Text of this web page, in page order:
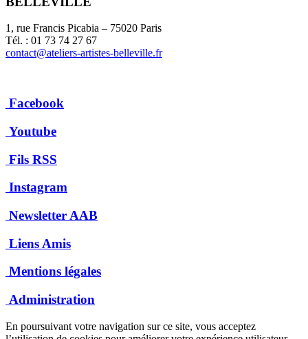
1, rue Francis Picabia – 75020 Paris
Tél. : 01 73 74 27 67
contact@ateliers-artistes-belleville.fr
Facebook
Youtube
Fils RSS
Instagram
Newsletter AAB
Liens Amis
Mentions légales
Administration
En poursuivant votre navigation sur ce site, vous acceptez